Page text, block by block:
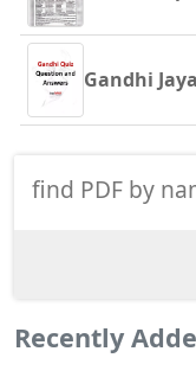
Gandhi
Recently